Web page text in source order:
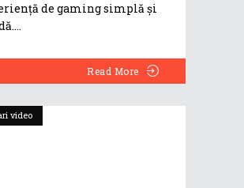
de gaming simplă și
Read More
video